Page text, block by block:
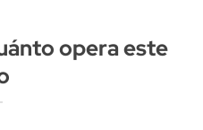
opera este